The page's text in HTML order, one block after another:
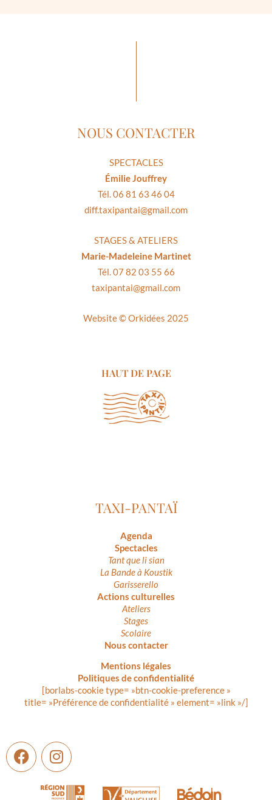
NOUS CONTACTER
SPECTACLES
Émilie Jouffrey
Tél. 06 81 63 46 04
diff.taxipantai@gmail.com
STAGES & ATELIERS
Marie-Madeleine Martinet
Tél. 07 82 03 55 66
taxipantai@gmail.com
Website ©Orkidées 2025
HAUT DE PAGE
TAXI-PANTAÏ
Agenda
Spectacles
Tant que li sian
La Bande à Koustik
Garisserello
Actions culturelles
Ateliers
Stages
Scolaire
Nous contacter
Mentions légales
Politiques de confidentialité
[borlabs-cookie type= »btn-cookie-preference »
title= »Préférence de confidentialité » element= »link »/]